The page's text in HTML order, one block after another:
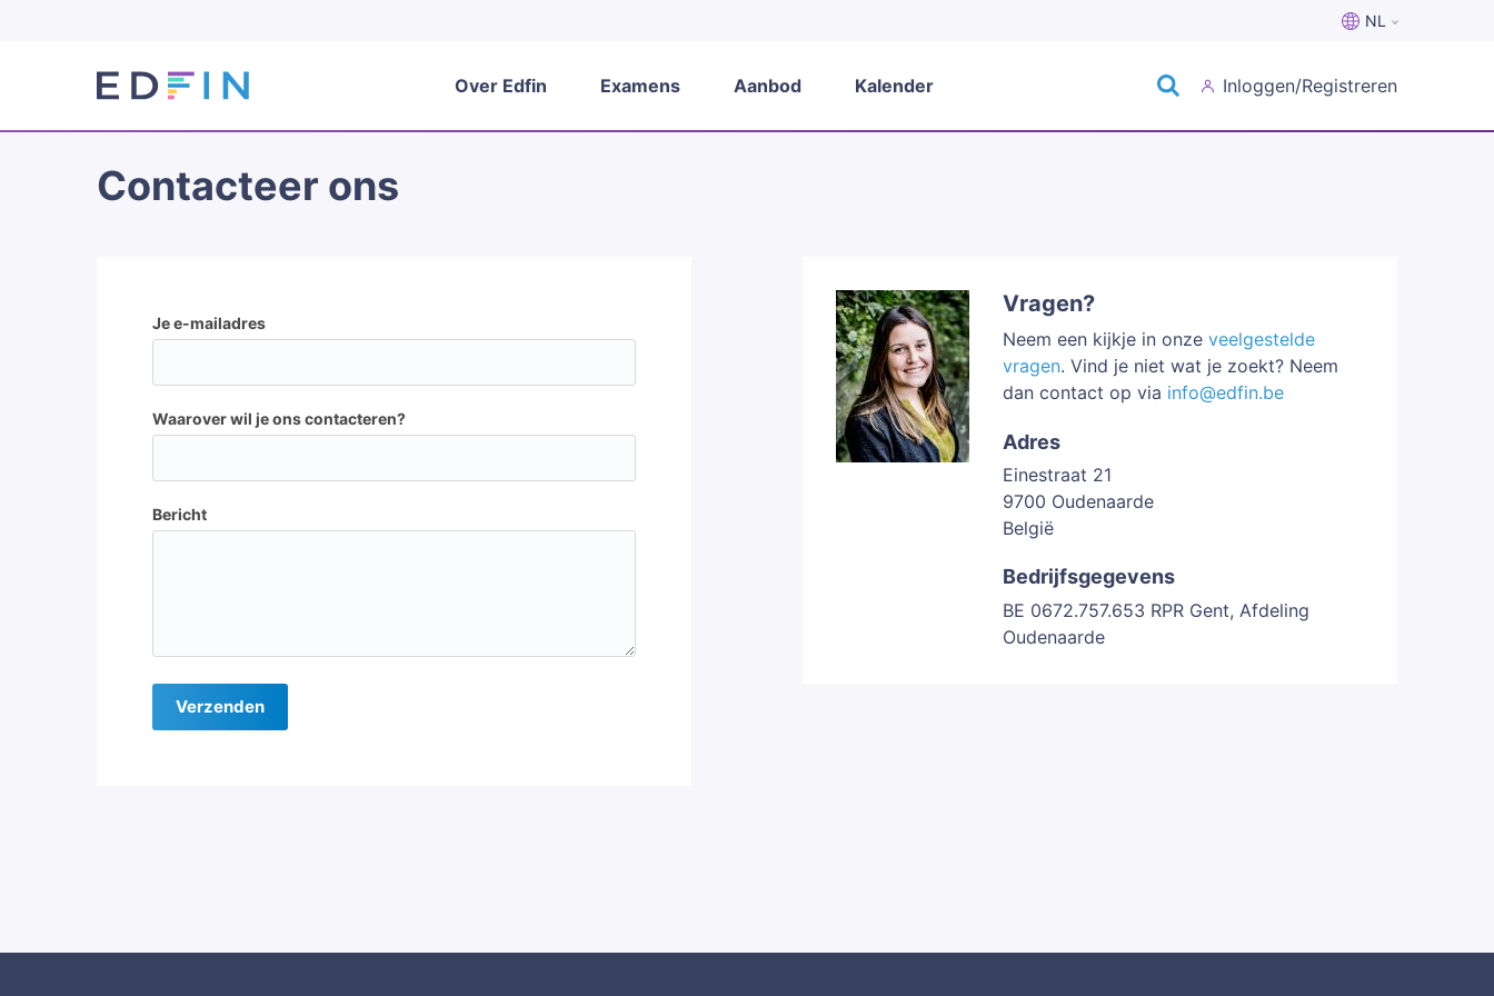
NL
Français
Over Edfin Examens Aanbod Kalender Inloggen/Registreren
Contacteer ons
Je e-mailadres
Waarover wil je ons contacteren?
Bericht
Verzenden
Vragen?
Neem een kijkje in onze veelgestelde
vragen. Vind je niet wat je zoekt? Neem
dan contact op via info@edfin.be
Adres
Einestraat 21
9700 Oudenaarde
België
Bedrijfsgegevens
BE 0672.757.653 RPR Gent, Afdeling
Oudenaarde